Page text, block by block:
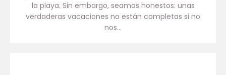
la playa. Sin embargo, seamos honestos: unas
verdaderas vacaciones no están completas si no
nos…